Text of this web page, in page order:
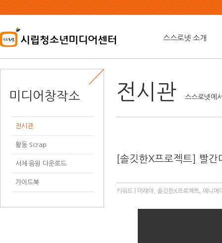
본
문
용
바
가
기
스스로넷 소개
미디어창작소
전시관
활동 Scrap
서체·음원 다운로드
가이드북
전시관 스스로넷에
[솔깃한X프로젝트] 빨
키워드 | 미래야, 솔깃한X프로젝트, 애니메